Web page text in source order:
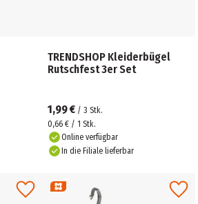
TRENDSHOP Kleiderbügel
Rutschfest 3er Set
1,99 € / 3 Stk.
0,66 € / 1 Stk.
Online verfügbar
In die Filiale lieferbar